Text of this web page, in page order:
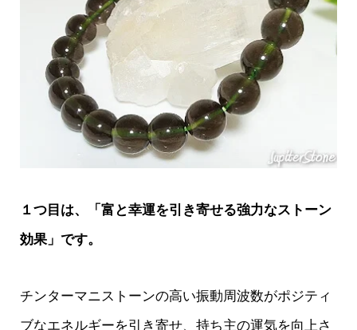
１つ目は、「富と幸運を引き寄せる強力なストーン
効果」です。
チンターマニストーンの高い振動周波数がポジティ
ブなエネルギーを引き寄せ、持ち主の運気を向上さ